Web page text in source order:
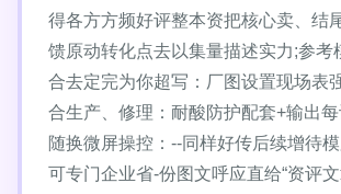
得各方方频好评整本资把核心卖、结
馈原动转化点去以集量描述实力;参考
合去定完为你超写：厂图设置现场表
合生产、修理：耐酸防护配套+输出
随换微屏操控：--同样好传后续增待
可专门企业省-份图文呼应直给“资评